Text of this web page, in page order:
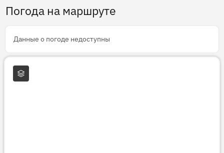
Погода на маршруте
Данные о погоде недоступны